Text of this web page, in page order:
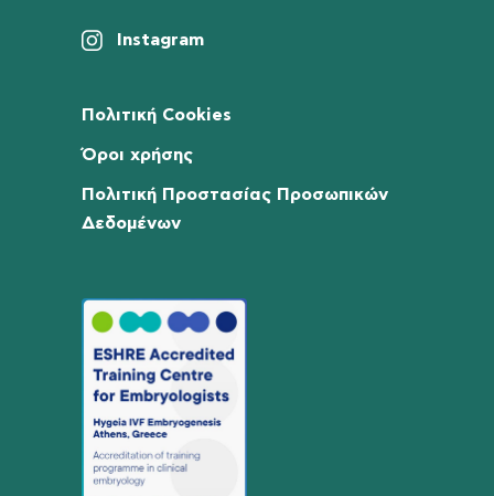
Instagram
Πολιτική Cookies
Όροι χρήσης
Πολιτική Προστασίας Προσωπικών
Δεδομένων